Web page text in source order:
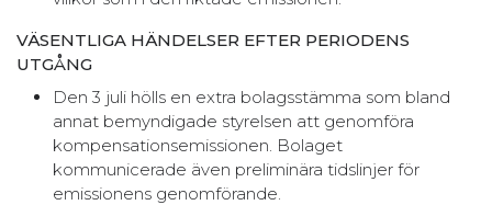
VÄSENTLIGA HÄNDELSER EFTER PERIODENS
UTGÅNG
Den 3 juli hölls en extra bolagsstämma som bland
annat bemyndigade styrelsen att genomföra
kompensationsemissionen. Bolaget
kommunicerade även preliminära tidslinjer för
emissionens genomförande.